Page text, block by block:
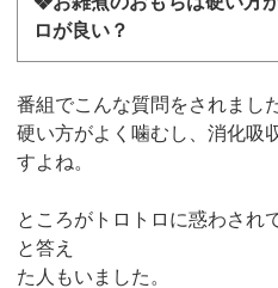
ロが良い？
番組でこんな質問をされまし
硬い方がよく噛むし、消化吸
すよね。
ところがトロトロに惑わされ
と答え
た人もいました。